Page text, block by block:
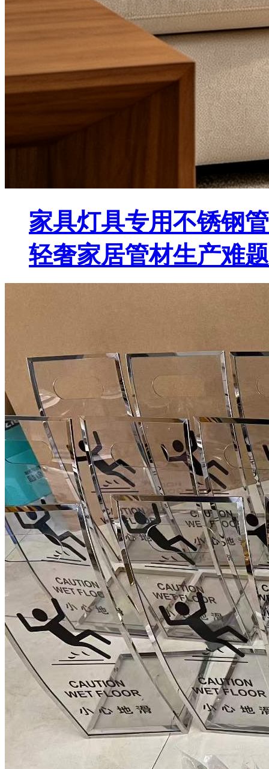
家具灯具专用不锈钢
轻奢家居管材生产难题